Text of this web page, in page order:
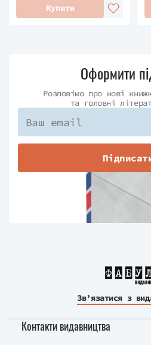
Купити
Оформити
Розповімо про нові
та головні
Зв’язатися з
Контакти видавництва